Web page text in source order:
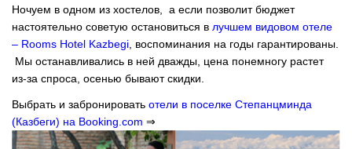
Ночуем в одном из хостелов, а если позволит бюджет
настоятельно советую остановиться в лучшем видовом отеле
– Rooms Hotel Kazbegi , воспоминания на годы гарантированы.
Мы останавливались в ней дважды, цена понемногу растет
из-за спроса, осенью бывают скидки.
Выбрать и забронировать отели в поселке Степанцминда
(Казбеги) на Booking.com ⇒